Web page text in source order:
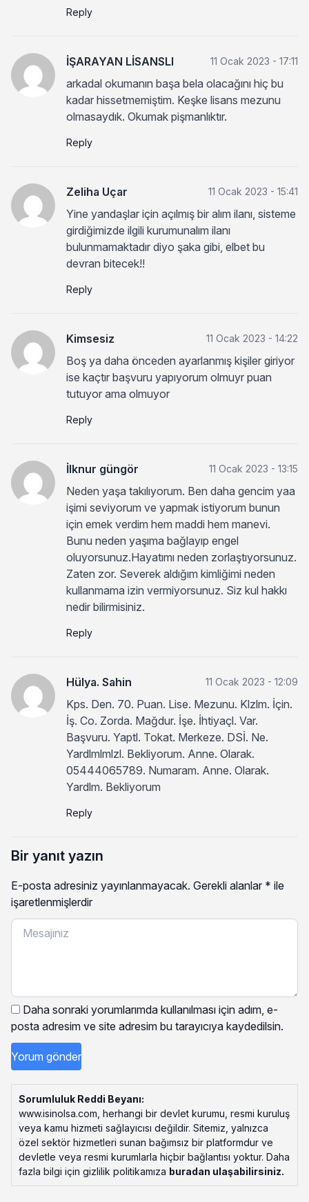
Reply
İŞARAYAN LİSANSLI 11 Ocak 2023 - 17:11
arkadal okumanın başa bela olacağını hiç bu
kadar hissetmemiştim. Keşke lisans mezunu
olmasaydık. Okumak pişmanlıktır.
Reply
Zeliha Uçar 11 Ocak 2023 - 15:41
Yine yandaşlar için açılmış bir alım ilanı, sisteme
girdiğimizde ilgili kurumunalım ilanı
bulunmamaktadır diyo şaka gibi, elbet bu
devran bitecek!!
Reply
Kimsesiz 11 Ocak 2023 - 14:22
Boş ya daha önceden ayarlanmış kişiler giriyor
ise kaçtır başvuru yapıyorum olmuyr puan
tutuyor ama olmuyor
Reply
İlknur güngör 11 Ocak 2023 - 13:15
Neden yaşa takılıyorum. Ben daha gencim yaa
işimi seviyorum ve yapmak istiyorum bunun
için emek verdim hem maddi hem manevi.
Bunu neden yaşıma bağlayıp engel
oluyorsunuz.Hayatımı neden zorlaştıyorsunuz.
Zaten zor. Severek aldığım kimliğimi neden
kullanmama izin vermiyorsunuz. Siz kul hakkı
nedir bilirmisiniz.
Reply
Hülya. Sahin 11 Ocak 2023 - 12:09
Kps. Den. 70. Puan. Lise. Mezunu. Klzlm. İçin.
İş. Co. Zorda. Mağdur. İşe. İhtiyaçl. Var.
Başvuru. Yaptl. Tokat. Merkeze. DSİ. Ne.
Yardlmlmlzl. Bekliyorum. Anne. Olarak.
05444065789. Numaram. Anne. Olarak.
Yardlm. Bekliyorum
Reply
Bir yanıt yazın
E-posta adresiniz yayınlanmayacak. Gerekli alanlar * ile
işaretlenmişlerdir
Daha sonraki yorumlarımda kullanılması için adım, e-
posta adresim ve site adresim bu tarayıcıya kaydedilsin.
Sorumluluk Reddi Beyanı:
www.isinolsa.com, herhangi bir devlet kurumu, resmi kuruluş
veya kamu hizmeti sağlayıcısı değildir. Sitemiz, yalnızca
özel sektör hizmetleri sunan bağımsız bir platformdur ve
devletle veya resmi kurumlarla hiçbir bağlantısı yoktur. Daha
fazla bilgi için gizlilik politikamıza buradan ulaşabilirsiniz.